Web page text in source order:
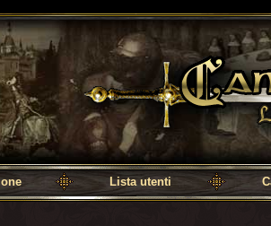
Camelot, la patria della cavalleria
Lista utenti